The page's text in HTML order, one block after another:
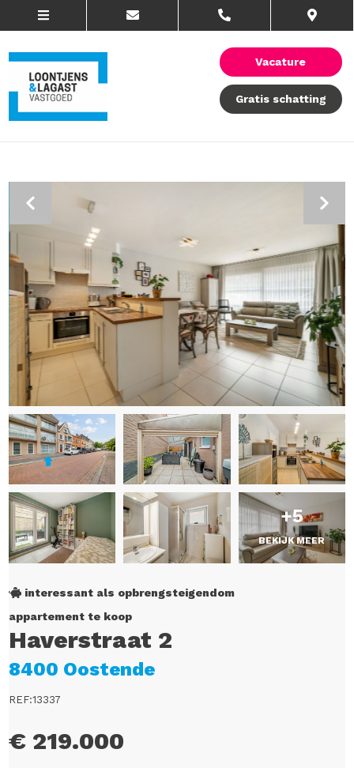
Vacature
Gratis schatting
+5
BEKIJK MEER
interessant als opbrengsteigendom
appartement te koop
Haverstraat 2
8400 Oostende
REF:13337
€ 219.000